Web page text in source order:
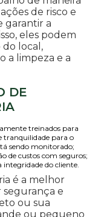
de risco e
garantir a
eles podem
local,
a limpeza e a
DE
treinados para
tranquilidade para o
sendo monitorado;
de custos com seguros;
integridade do cliente.
é a melhor
segurança e
ou sua
ou pequeno